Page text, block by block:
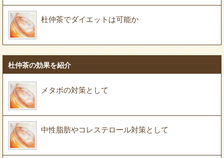
杜仲茶でダイエットは可能か
杜仲茶の効果を紹介
メタボの対策として
中性脂肪やコレステロール対策として